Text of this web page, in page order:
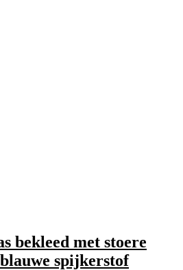
bekleed met stoere
spijkerstof